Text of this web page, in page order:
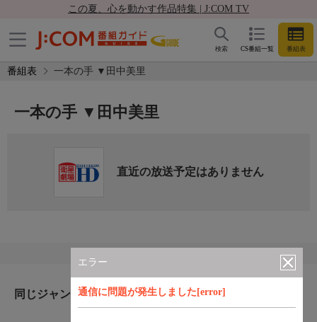
この夏、心を動かす作品特集 | J:COM TV
CS番組一覧 番組表
検索
番組表 一本の手 ▼田中美里
エラー
通信に問題が発生しました[error]
一本の手 ▼田中美里
直近の放送予定はありません
同じジャンルのおすすめ番組